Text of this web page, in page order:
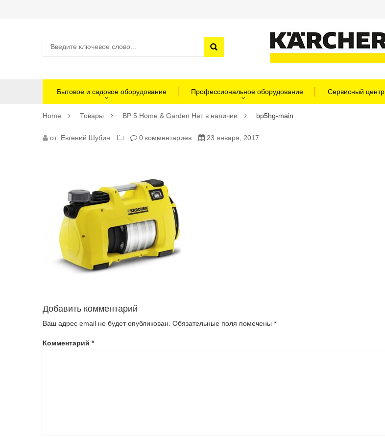
Бытовое и садовое оборудование Профессиональное оборудование Сервисный центр
Home Товары BP 5 Home & Garden Нет в наличии bp5hg-main
BP5HG-
от: Евгений Шубин 0 комментариев 23 января, 2017
Добавить комментарий
Ваш адрес email не будет опубликован. Обязательные поля помечены *
Комментарий *